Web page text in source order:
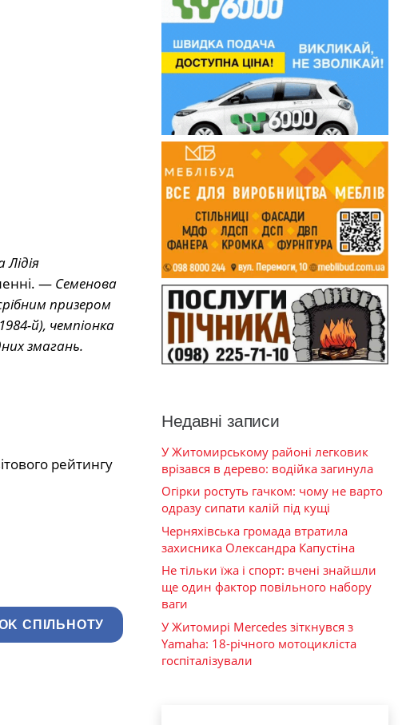
— Семенова
призером
й), чемпіонка
змагань.
рейтингу
СПІЛЬНОТУ
Недавні записи
У Житомирському районі легковик
врізався в дерево: водійка загинула
Огірки ростуть гачком: чому не варто
одразу сипати калій під кущі
Черняхівська громада втратила
захисника Олександра Капустіна
Не тільки їжа і спорт: вчені знайшли
ще один фактор повільного набору
ваги
У Житомирі Mercedes зіткнувся з
Yamaha: 18-річного мотоцикліста
госпіталізували